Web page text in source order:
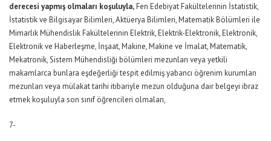
derecesi yapmış olmaları koşuluyla,Fen Edebiyat Fakültelerinin İstatistik,
İstatistik ve Bilgisayar Bilimleri, Aktüerya Bilimleri, Matematik Bölümleri ile
Mimarlık Mühendislik Fakültelerinin Elektrik, Elektrik-Elektronik, Elektronik,
Elektronik ve Haberleşme, İnşaat, Makine, Makine ve İmalat, Matematik,
Mekatronik, Sistem Mühendisliği bölümleri mezunları veya yetkili
makamlarca bunlara eşdeğerliği tespit edilmiş yabancı öğrenim kurumları
mezunları veya mülakat tarihi itibariyle mezun olduğuna dair belgeyi ibraz
etmek koşuluyla son sınıf öğrencileri olmaları,
7-